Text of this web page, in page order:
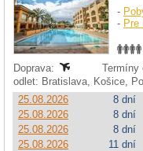
-
- Pre
Doprava:
Termíny
odlet: Bratislava, Košice,
25.08.2026
8 dní
25.08.2026
8 dní
25.08.2026
8 dní
25.08.2026
11 dní